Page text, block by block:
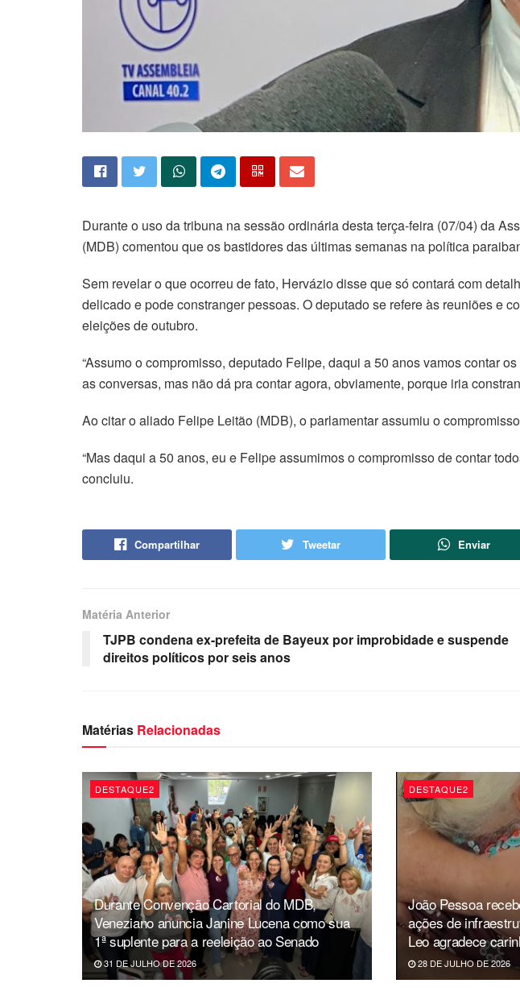
Durante o uso da tribuna na sessão ordinária desta terça-feira (07/04) da
(MDB) comentou que os bastidores das últimas semanas na política
Sem revelar o que ocorreu de fato, Hervázio disse que só contará com
delicado e pode constranger pessoas. O deputado se refere às reuniões e
eleições de outubro.
“Assumo o compromisso, deputado Felipe, daqui a 50 anos vamos contar
as conversas, mas não dá pra contar agora, obviamente, porque iria
Ao citar o aliado Felipe Leitão (MDB), o parlamentar assumiu o
“Mas daqui a 50 anos, eu e Felipe assumimos o compromisso de contar
concluiu.
Compartilhar Tweetar Enviar
Matéria Anterior
TJPB condena ex-prefeita de Bayeux por improbidade e suspende
direitos políticos por seis anos
Matérias Relacionadas
DESTAQUE2
Durante Convenção Cartorial do MDB,
Veneziano anuncia Janine Lucena como sua
1ª suplente para a reeleição ao Senado
31 DE JULHO DE 2026
DESTAQUE2
João Pessoa
ações de
Leo agradece
28 DE JULHO DE 2026